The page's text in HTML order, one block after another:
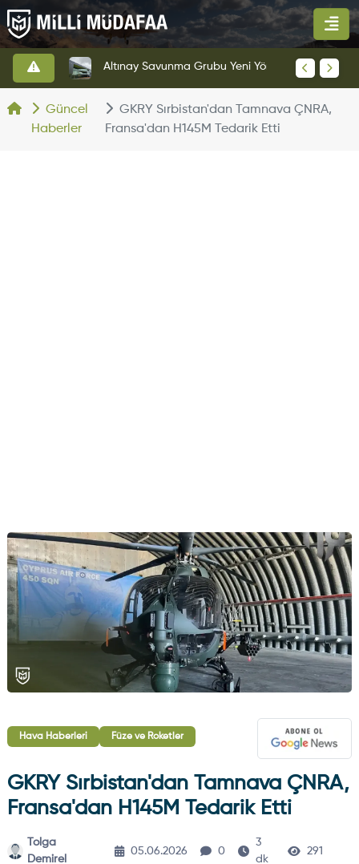
Güncel
Haberler
GKRY Sırbistan'dan Tamnava ÇNRA,
Fransa'dan H145M Tedarik Etti
Hava Haberleri Füze ve Roketler
GKRY Sırbistan'dan Tamnava ÇNRA,
Fransa'dan H145M Tedarik Etti
Tolga
Demirel
05.06.2026 0
3
dk
291